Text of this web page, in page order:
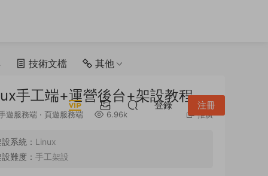
技術文檔 其他
登錄 注冊
手工端+運營後台+架設教程
遊服務端 · 頁遊服務端 6.96k 推廣
系統： Linux
難度： 手工架設